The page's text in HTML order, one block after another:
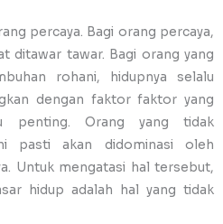
percaya. Bagi orang percaya,
ditawar tawar. Bagi orang yang
rohani, hidupnya selalu
dengan faktor faktor yang
penting. Orang yang tidak
pasti akan didominasi oleh
Untuk mengatasi hal tersebut,
hidup adalah hal yang tidak